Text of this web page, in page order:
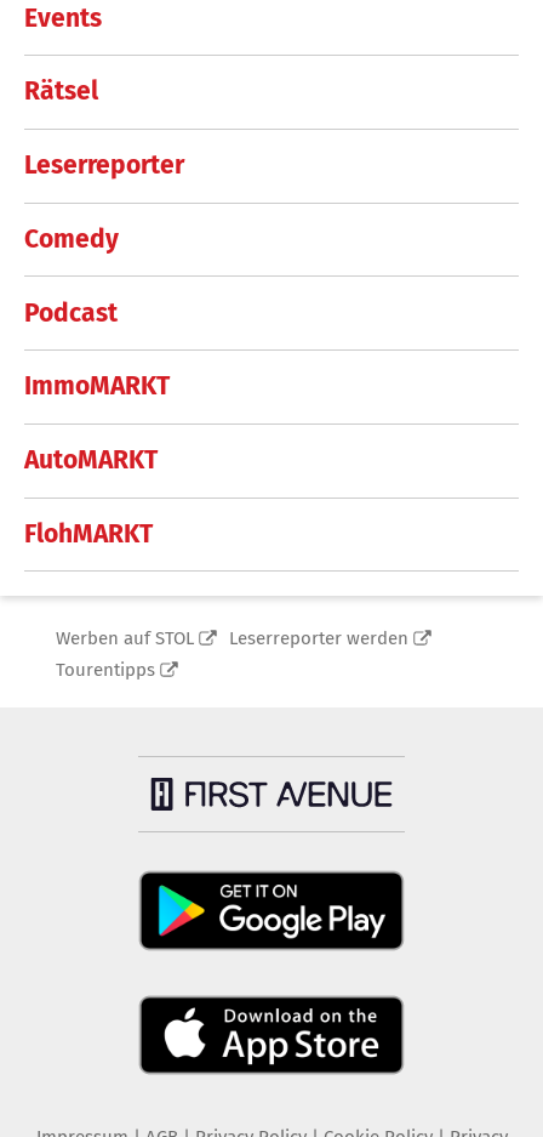
Events
Rätsel
Leserreporter
Comedy
Podcast
ImmoMARKT
AutoMARKT
FlohMARKT
Werben auf STOL
Leserreporter werden
Tourentipps